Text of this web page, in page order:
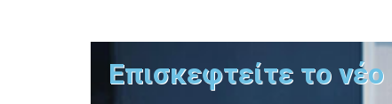
Επισκεφτείτε το